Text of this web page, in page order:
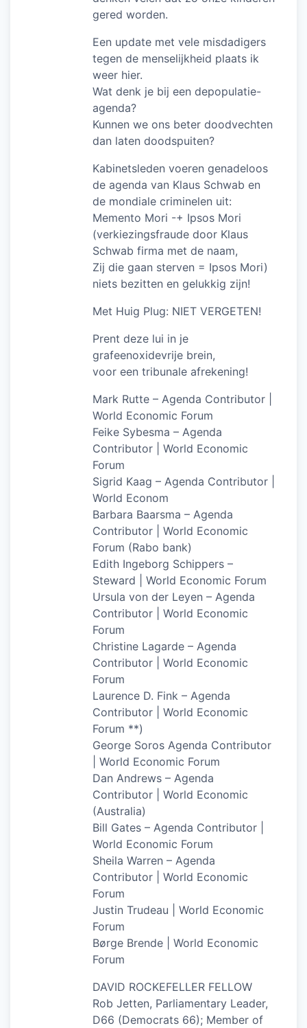
gered worden.
Een update met vele misdadigers
tegen de menselijkheid plaats ik
weer hier.
Wat denk je bij een depopulatie-
agenda?
Kunnen we ons beter doodvechten
dan laten doodspuiten?
Kabinetsleden voeren genadeloos
de agenda van Klaus Schwab en
de mondiale criminelen uit:
Memento Mori -+ Ipsos Mori
(verkiezingsfraude door Klaus
Schwab firma met de naam,
Zij die gaan sterven = Ipsos Mori)
niets bezitten en gelukkig zijn!
Met Huig Plug: NIET VERGETEN!
Prent deze lui in je
grafeenoxidevrije brein,
voor een tribunale afrekening!
Mark Rutte – Agenda Contributor |
World Economic Forum
Feike Sybesma – Agenda
Contributor | World Economic
Forum
Sigrid Kaag – Agenda Contributor |
World Econom
Barbara Baarsma – Agenda
Contributor | World Economic
Forum (Rabo bank)
Edith Ingeborg Schippers –
Steward | World Economic Forum
Ursula von der Leyen – Agenda
Contributor | World Economic
Forum
Christine Lagarde – Agenda
Contributor | World Economic
Forum
Laurence D. Fink – Agenda
Contributor | World Economic
Forum **)
George Soros Agenda Contributor
| World Economic Forum
Dan Andrews – Agenda
Contributor | World Economic
(Australia)
Bill Gates – Agenda Contributor |
World Economic Forum
Sheila Warren – Agenda
Contributor | World Economic
Forum
Justin Trudeau | World Economic
Forum
Børge Brende | World Economic
Forum
DAVID ROCKEFELLER FELLOW
Rob Jetten, Parliamentary Leader,
D66 (Democrats 66); Member of